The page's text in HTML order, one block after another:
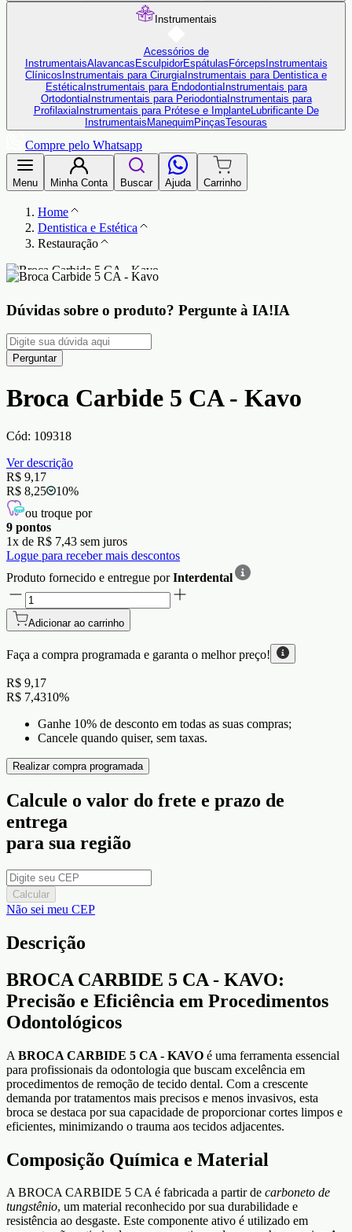
Instrumentais
Acessórios de
InstrumentaisAlavancas EsculpidorEspátulas Fórceps Instrumentais
Clínicos Instrumentais para Cirurgia Instrumentais para Dentistica e
EstéticaInstrumentais para EndodontiaInstrumentais para
OrtodontiaInstrumentais para PeriodontiaInstrumentais para
ProfilaxiaInstrumentais para Prótese e ImplanteLubrificante De
Instrumentais Manequim PinçasTesouras
Compre pelo Whatsapp
Menu Minha Conta Buscar Ajuda Carrinho
Home
Dentistica e Estética
Restauração
Dúvidas sobre o produto? Pergunte à IA!IA
Perguntar
Broca Carbide 5 CA - Kavo
Cód: 109318
Ver descrição
R$ 9,17
R$ 8,25
10%
ou troque por
9 pontos
1x de R$ 7,43 sem juros
Logue para receber mais descontos
Produto fornecido e entregue porInterdental
Adicionar ao carrinho
Faça a compra programada e garanta o melhor preço!
R$ 9,17
R$ 7,4310%
Ganhe 10% de desconto em todas as suas compras;
Cancele quando quiser, sem taxas.
Realizar compra programada
Calcule o valor do frete e prazo de
entrega
para sua região
Calcular
Não sei meu CEP
Descrição
BROCA CARBIDE 5 CA - KAVO:
Precisão e Eficiência em Procedimentos
Odontológicos
A BROCA CARBIDE 5 CA - KAVO é uma ferramenta essencial
para profissionais da odontologia que buscam excelência em
procedimentos de remoção de tecido dental. Com a crescente
demanda por tratamentos mais precisos e menos invasivos, esta
broca se destaca por sua capacidade de proporcionar cortes limpos e
eficientes, minimizando o trauma aos tecidos adjacentes.
Composição Química e Material
A BROCA CARBIDE 5 CA é fabricada a partir de carboneto de
tungstênio, um material reconhecido por sua durabilidade e
resistência ao desgaste. Este componente ativo é utilizado em